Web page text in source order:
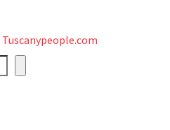
Tuscanypeople.com